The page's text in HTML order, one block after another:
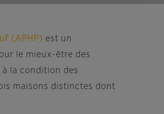
(APHP) est un
le mieux-être des
à la condition des
maisons distinctes dont